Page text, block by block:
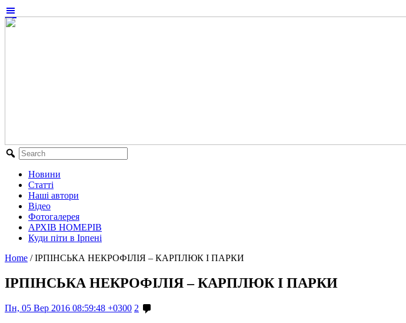
Новини
Статті
Наші автори
Відео
Фотогалерея
АРХІВ НОМЕРІВ
Куди піти в Ірпені
Home / ІРПІНСЬКА НЕКРОФІЛІЯ – КАРПЛЮК І ПАРКИ
ІРПІНСЬКА НЕКРОФІЛІЯ – КАРПЛЮК І ПАРКИ
Пн, 05 Вер 2016 08:59:48 +0300 2